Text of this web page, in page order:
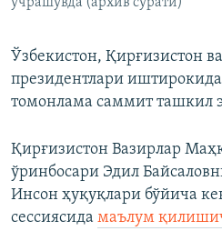
Ўзбекистон, Қирғизистон
президентлари
томонлама саммит ташкил
Қирғизистон Вазирлар
ўринбосари Эдил
Инсон ҳуқуқлари бўйича
сессиясида маълум